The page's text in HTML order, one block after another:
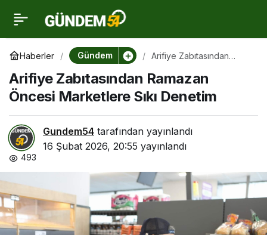
Haberler Gündem
Arifiye Zabıtasından
Marketlere Sıkı Denetim
Arifiye Zabıtasından Ramazan
Öncesi Marketlere Sıkı Denetim
Gundem54 tarafından yayınlandı
16 Şubat 2026, 20:55 yayınlandı
493
Arifiye Zabıtasından
Ramazan Öncesi
Marketlere Sıkı Denetim